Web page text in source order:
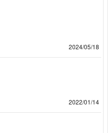
2024/05/18
2022/01/14